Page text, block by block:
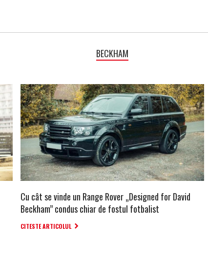
BECKHAM
Cu cât se vinde un Range Rover „Designed for David
Beckham” condus chiar de fostul fotbalist
CITESTE ARTICOLUL